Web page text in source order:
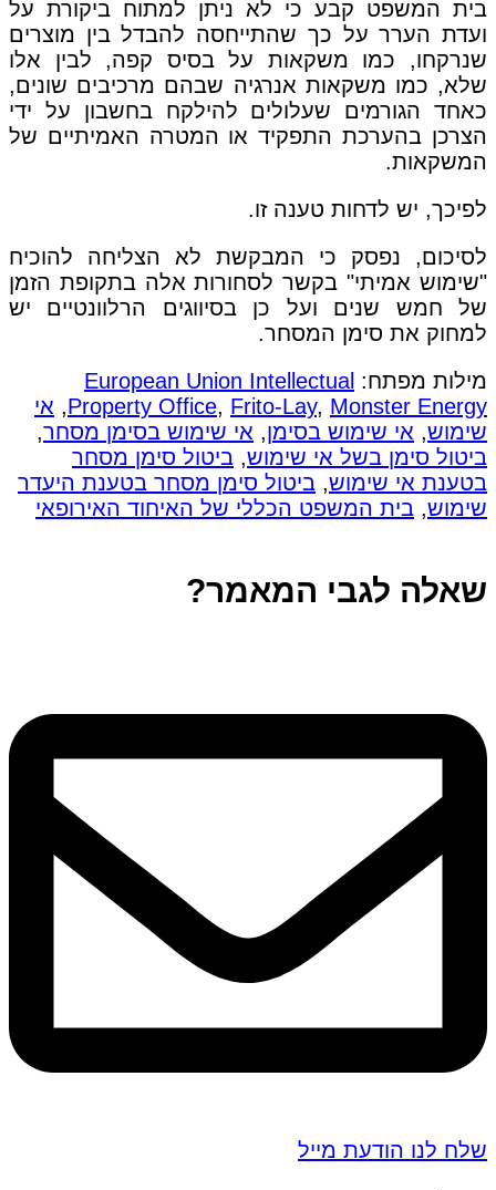
בית המשפט קבע כי לא ניתן למתוח ביקורת על
ועדת הערר על כך שהתייחסה להבדל בין מוצרים
שנרקחו, כמו משקאות על בסיס קפה, לבין אלו
שלא, כמו משקאות אנרגיה שבהם מרכיבים שונים,
כאחד הגורמים שעלולים להילקח בחשבון על ידי
הצרכן בהערכת התפקיד או המטרה האמיתיים של
המשקאות.
לפיכך, יש לדחות טענה זו.
לסיכום, נפסק כי המבקשת לא הצליחה להוכיח
"שימוש אמיתי" בקשר לסחורות אלה בתקופת הזמן
של חמש שנים ועל כן בסיווגים הרלוונטיים יש
למחוק את סימן המסחר.
מילות מפתח: European Union Intellectual
Property Office, Frito-Lay, Monster Energy
, אי
שימוש, אי שימוש בסימן, אי שימוש בסימן מסחר,
ביטול סימן בשל אי שימוש, ביטול סימן מסחר
בטענת אי שימוש, ביטול סימן מסחר בטענת היעדר
שימוש, בית המשפט הכללי של האיחוד האירופאי
שאלה לגבי המאמר?
שלח לנו הודעת מייל